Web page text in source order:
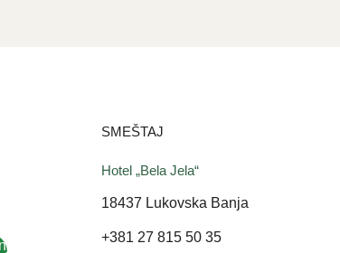
SMEŠTAJ
Hotel „Bela Jela“
18437 Lukovska Banja
+381 27 815 50 35